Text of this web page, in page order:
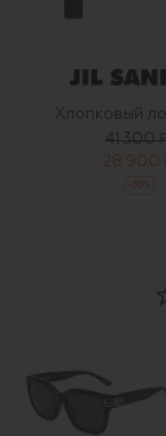
Хлопковый
41 300
28 900
%